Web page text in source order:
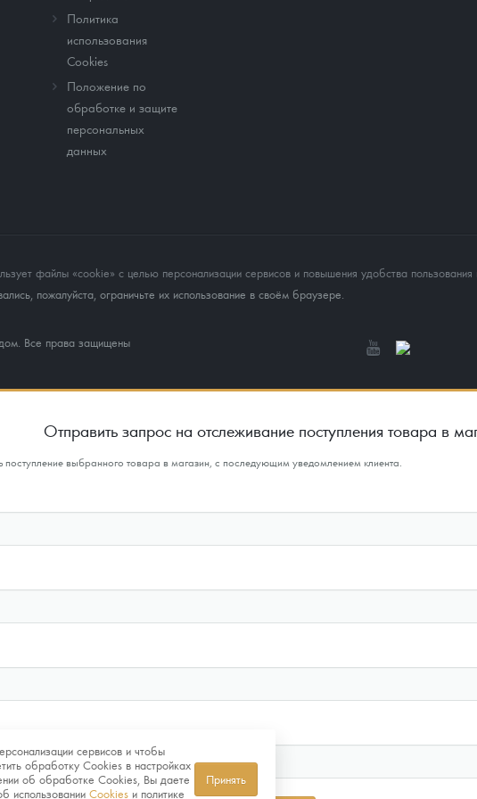
Политика
использования
Cookies
Положение по
обработке и защите
персональных
данных
файлы «cookie» с целью персонализации сервисов и повышения удобства пользования
пожалуйста, ограничьте их использование в своём браузере.
Все права защищены
сервисов и чтобы
обработку Cookies в настройках
об обработке Cookies, Вы даете
использовании Cookies и политике
Принять
Отправить запрос на отслеживание поступления товара в
поступление выбранного товара в магазин, с последующим уведомлением клиента.